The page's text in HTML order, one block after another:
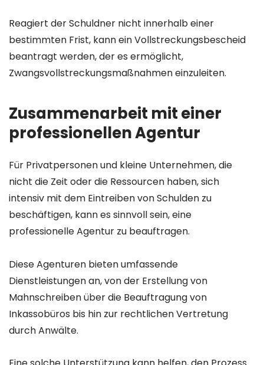
Reagiert der Schuldner nicht innerhalb einer
bestimmten Frist, kann einVollstreckungsbescheid
beantragt werden,deres ermöglicht,
Zwangsvollstreckungsmaßnahmeneinzuleiten.
Zusammenarbeit mit einer
professionellen Agentur
Für Privatpersonen und kleine Unternehmen, die
nicht die Zeit oder die Ressourcen haben, sich
intensiv mit dem Eintreiben von Schulden zu
beschäftigen, kann es sinnvoll sein, eine
professionelle Agentur zu beauftragen.
Diese Agenturen bieten umfassende
Dienstleistungen an, von der Erstellung von
Mahnschreiben über die Beauftragung von
Inkassobüros bis hin zur rechtlichen Vertretung
durch Anwälte.